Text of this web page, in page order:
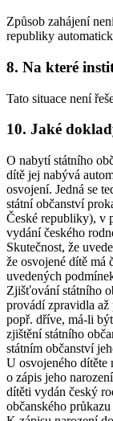
Způsob zahájení
republiky
8. Na které
Tato situace není
10. Jaké
O nabytí státního
dítě jej nabývá
osvojení. Jedná se
státní občanství
České republiky), v
vydání českého
Skutečnost, že
že osvojené dítě má
uvedených
Zjišťování státního
provádí zpravidla
popř. dříve, má-li
zjištění státního
státním občanství
U osvojeného dítěte
o zápis jeho
dítěti vydán český
občanského